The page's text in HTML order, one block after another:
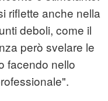
riflette anche nella
deboli, come il
però svelare le
facendo nello